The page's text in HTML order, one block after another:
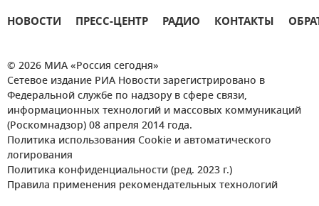
НОВОСТИ ПРЕСС-ЦЕНТР РАДИО КОНТАКТЫ
© 2026 МИА «Россия сегодня»
Сетевое издание РИА Новости зарегистрировано в
Федеральной службе по надзору в сфере связи,
информационных технологий и массовых коммуникаций
(Роскомнадзор) 08 апреля 2014 года.
Политика использования Cookie и автоматического
логирования
Политика конфиденциальности (ред. 2023 г.)
Правила применения рекомендательных технологий